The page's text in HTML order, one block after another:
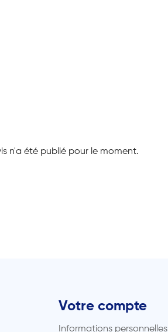
n'a été publié pour le moment.
Votre compte
Informations personnelles